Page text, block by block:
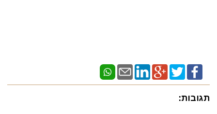
תגובות: